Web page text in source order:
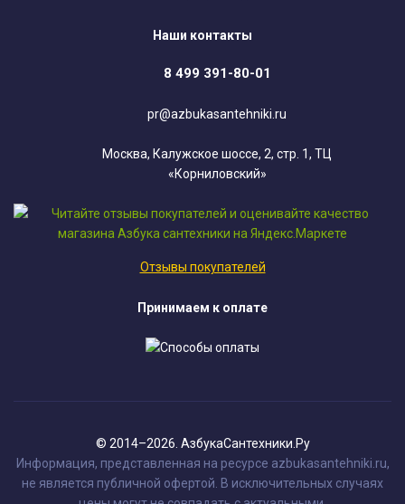
Наши контакты
8 499 391-80-01
pr@azbukasantehniki.ru
Москва, Калужское шоссе, 2, стр. 1, ТЦ
«Корниловский»
Отзывы покупателей
Принимаем к оплате
© 2014–2026. АзбукаСантехники.Ру
Информация, представленная на ресурсе azbukasantehniki.ru,
не является публичной офертой. В исключительных случаях